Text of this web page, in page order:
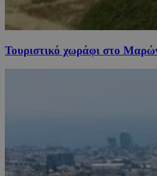
Τουριστικό χωράφι στο